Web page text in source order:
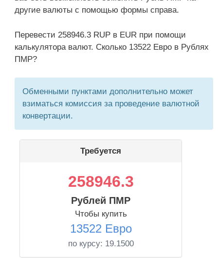
другие валюты с помощью формы справа.
Перевести 258946.3 RUP в EUR при помощи
калькулятора валют. Сколько 13522 Евро в Рублях
ПМР?
Обменными пунктами дополнительно может
взиматься комиссия за проведение валютной
конвертации.
Требуется
258946.3
Рублей ПМР
Чтобы купить
13522 Евро
по курсу: 19.1500